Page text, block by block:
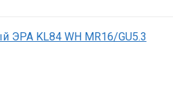
ЭРА KL84 WH MR16/GU5.3